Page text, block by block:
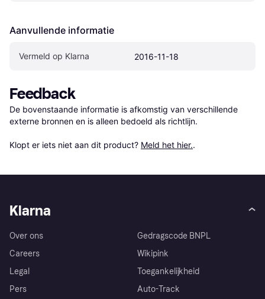
Aanvullende informatie
Vermeld op Klarna 2016-11-18
Feedback
De bovenstaande informatie is afkomstig van verschillende
externe bronnen en is alleen bedoeld als richtlijn.
Klopt er iets niet aan dit product? Meld het hier..
Klarna
Over ons
Careers
Legal
Pers
Gedragscode BNPL
Wikipink
Toegankelijkheid
Auto-Track